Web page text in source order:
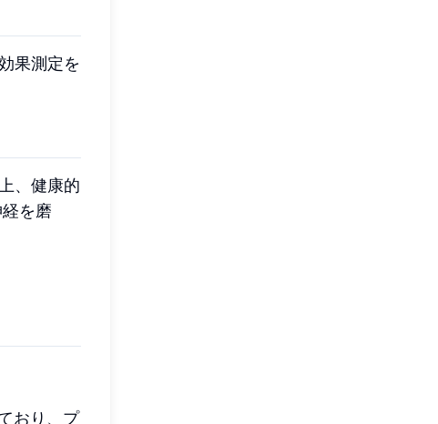
果測定を
、健康的
を磨
おり、プ